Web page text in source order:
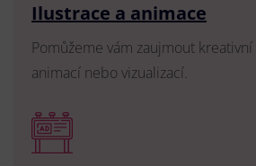
Ilustrace a animace
Pomůžeme vám zaujmout
animací nebo vizualizací.